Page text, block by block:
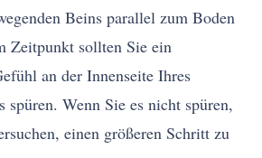
Beins parallel zum Boden
Zeitpunkt sollten Sie ein
an der Innenseite Ihres
spüren. Wenn Sie es nicht spüren,
einen größeren Schritt zu